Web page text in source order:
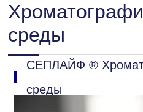
среды
СЕПЛАЙФ ®
среды